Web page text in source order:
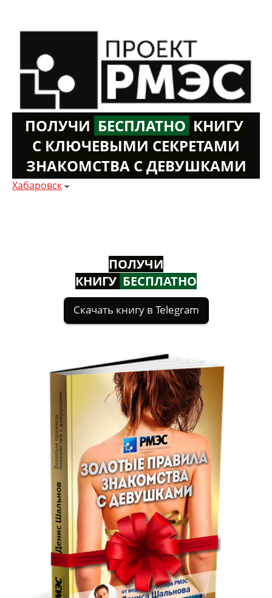
ПОЛУЧИ БЕСПЛАТНО КНИГУ
С КЛЮЧЕВЫМИ СЕКРЕТАМИ
ЗНАКОМСТВА С ДЕВУШКАМИ
Хабаровск
ПОЛУЧИ
КНИГУ БЕСПЛАТНО